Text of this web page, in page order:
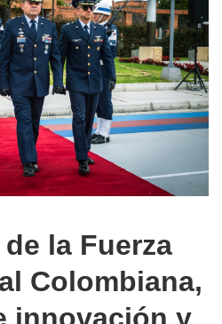
la Fuerza
Colombiana,
innovación y